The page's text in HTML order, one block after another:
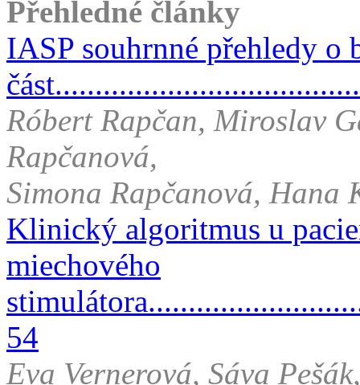
Přehledné články
IASP souhrnné přehledy o
Róbert Rapčan, Miroslav
Rapčanová,
Simona Rapčanová, Hana
Klinický algoritmus u
miechového
54
Eva Vernerová, Sáva